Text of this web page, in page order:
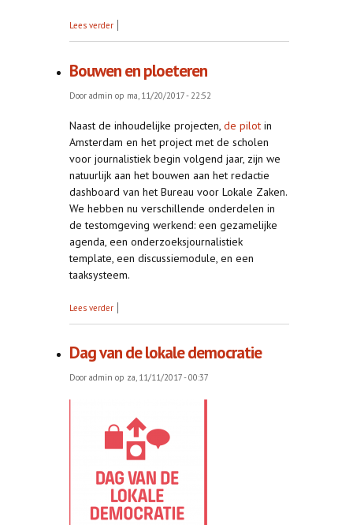
Lees verder over Presentatiepagina van het Bureau
Bouwen en ploeteren
Door admin op ma, 11/20/2017 - 22:52
Naast de inhoudelijke projecten, de pilot in
Amsterdam en het project met de scholen
voor journalistiek begin volgend jaar, zijn we
natuurlijk aan het bouwen aan het redactie
dashboard van het Bureau voor Lokale Zaken.
We hebben nu verschillende onderdelen in
de testomgeving werkend: een gezamelijke
agenda, een onderzoeksjournalistiek
template, een discussiemodule, en een
taaksysteem.
Lees verder over Bouwen en ploeteren
Dag van de lokale democratie
Door admin op za, 11/11/2017 - 00:37